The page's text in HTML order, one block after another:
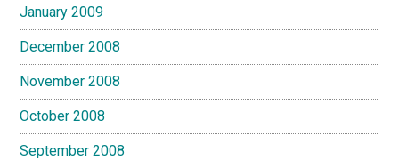
January 2009
December 2008
November 2008
October 2008
September 2008